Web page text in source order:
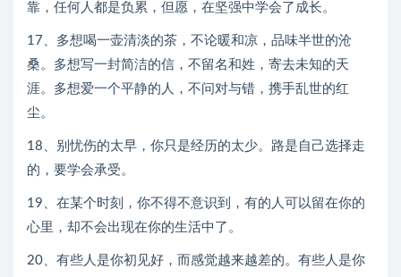
靠，任何人都是负累，但愿，在坚强中学会了成长。
17、多想喝一壶清淡的茶，不论暖和凉，品味半世的沧
桑。多想写一封简洁的信，不留名和姓，寄去未知的天
涯。多想爱一个平静的人，不问对与错，携手乱世的红
尘。
18、别忧伤的太早，你只是经历的太少。路是自己选择走
的，要学会承受。
19、在某个时刻，你不得不意识到，有的人可以留在你的
心里，却不会出现在你的生活中了。
20、有些人是你初见好，而感觉越来越差的。有些人是你